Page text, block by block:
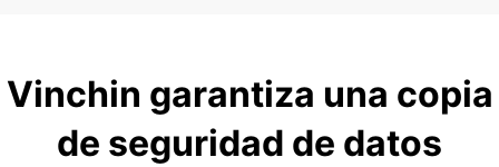
Vinchin garantiza una copia
de seguridad de datos